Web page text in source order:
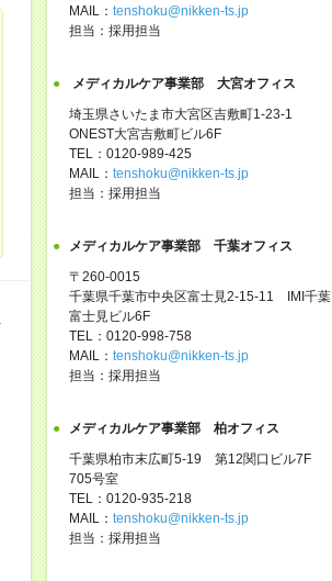
MAIL： tenshoku@nikken-ts.jp
担当：採用担当
メディカルケア事業部 大宮オフィス
埼玉県さいたま市大宮区吉敷町1-23-1
ONEST大宮吉敷町ビル6F
TEL：0120-989-425
MAIL： tenshoku@nikken-ts.jp
担当：採用担当
メディカルケア事業部 千葉オフィス
〒260-0015
千葉県千葉市中央区富士見2-15-11 IMI千葉
富士見ビル6F
TEL：0120-998-758
MAIL： tenshoku@nikken-ts.jp
担当：採用担当
メディカルケア事業部 柏オフィス
千葉県柏市末広町5-19 第12関口ビル7F
705号室
TEL：0120-935-218
MAIL： tenshoku@nikken-ts.jp
担当：採用担当